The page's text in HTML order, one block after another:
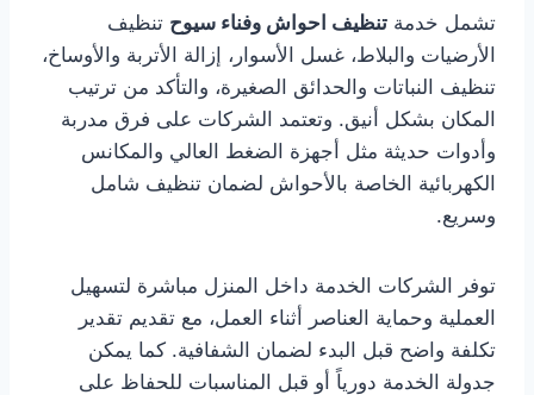
تشمل خدمة تنظيف احواش وفناء سيوح تنظيف
الأرضيات والبلاط، غسل الأسوار، إزالة الأتربة والأوساخ،
تنظيف النباتات والحدائق الصغيرة، والتأكد من ترتيب
المكان بشكل أنيق. وتعتمد الشركات على فرق مدربة
وأدوات حديثة مثل أجهزة الضغط العالي والمكانس
الكهربائية الخاصة بالأحواش لضمان تنظيف شامل
وسريع.
توفر الشركات الخدمة داخل المنزل مباشرة لتسهيل
العملية وحماية العناصر أثناء العمل، مع تقديم تقدير
تكلفة واضح قبل البدء لضمان الشفافية. كما يمكن
جدولة الخدمة دورياً أو قبل المناسبات للحفاظ على